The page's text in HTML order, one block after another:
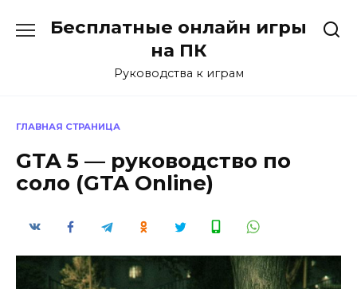
Бесплатные онлайн игры
на ПК
Руководства к играм
ГЛАВНАЯ СТРАНИЦА
GTA 5 — руководство по
соло (GTA Online)